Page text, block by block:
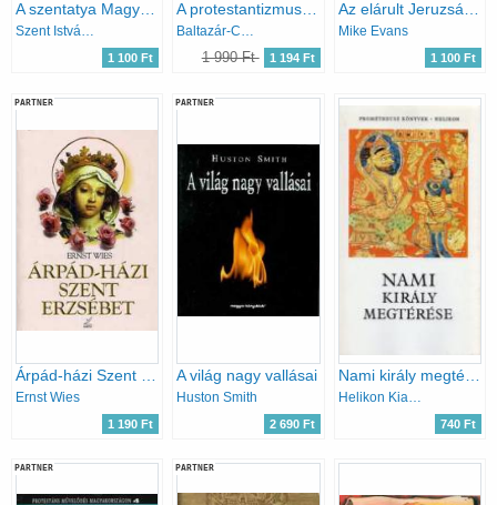
Szent István Társulat
1 100 Ft
Baltazár-Czeglédy-Göde...
1 990 Ft 1 194 Ft
Mike Evans
1 100 Ft
PARTNER
Ernst Wies
1 190 Ft
PARTNER
A világ nagy vallásai
Huston Smith
2 690 Ft
Nami király megtérése
740 Ft
PARTNER PARTNER